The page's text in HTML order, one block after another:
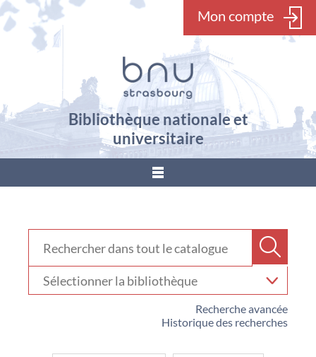
Mon compte
Bibliothèque nationale et
universitaire
???
Recherche avancée
Historique des recherches
votre
bibliothèque